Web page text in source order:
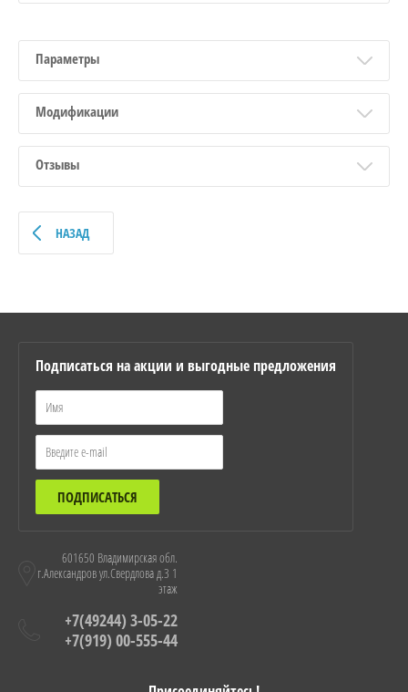
Параметры
Модификации
Отзывы
НАЗАД
Подписаться на акции и выгодные предложения
ПОДПИСАТЬСЯ
601650 Владимирская обл.
г.Александров ул.Свердлова д.3 1
этаж
+7(49244) 3-05-22
+7(919) 00-555-44